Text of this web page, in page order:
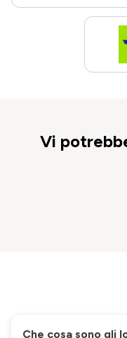
Vi
Che cosa sono gli